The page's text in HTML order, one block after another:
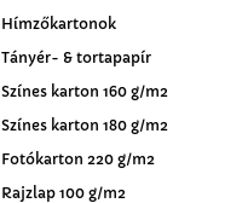
Hímzőkartonok
Tányér- & tortapapír
Színes karton 160 g/m2
Színes karton 180 g/m2
Fotókarton 220 g/m2
Rajzlap 100 g/m2